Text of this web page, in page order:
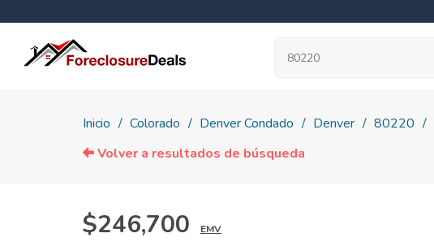
Inicio Colorado Denver Condado Denver 80220
Volver a resultados de búsqueda
$246,700 EMV